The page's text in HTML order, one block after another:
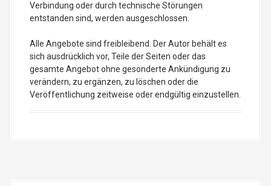
Verbindung oder durch technische Störungen
entstanden sind, werden ausgeschlossen.
Alle Angebote sind freibleibend. Der Autor behält es
sich ausdrücklich vor, Teile der Seiten oder das
gesamte Angebot ohne gesonderte Ankündigung zu
verändern, zu ergänzen, zu löschen oder die
Veröffentlichung zeitweise oder endgültig einzustellen.